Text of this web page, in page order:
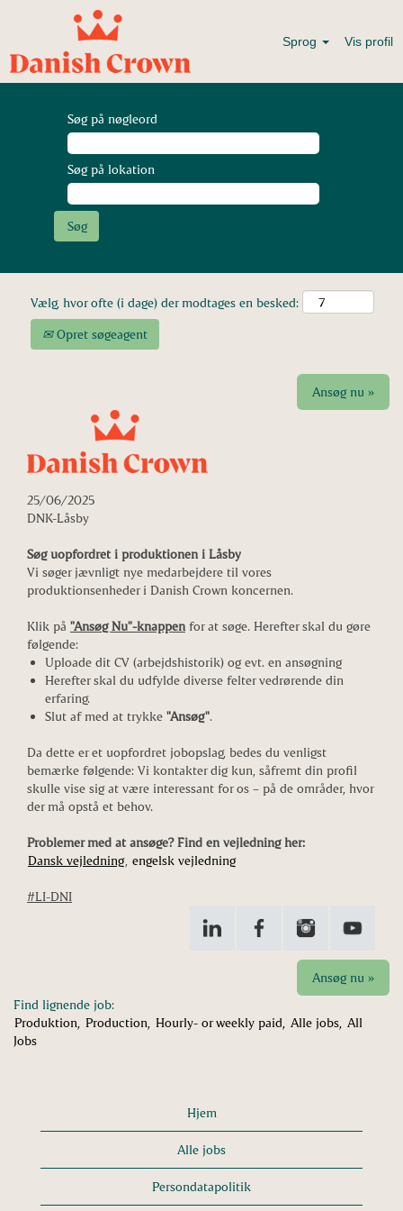
Sprog Vis profil
Søg på nøgleord
Søg på lokation
Vælg, hvor ofte (i dage) der modtages en besked:
Opret søgeagent
Ansøg nu »
25/06/2025
DNK-Låsby
Søg uopfordret i produktionen i Låsby
Vi søger jævnligt nye medarbejdere til vores
produktionsenheder i Danish Crown koncernen.
Klik på "Ansøg Nu"-knappen for at søge. Herefter skal du gøre
følgende:
Uploade dit CV (arbejdshistorik) og evt. en ansøgning
Herefter skal du udfylde diverse felter vedrørende din
erfaring.
Slut af med at trykke "Ansøg".
Da dette er et uopfordret jobopslag, bedes du venligst
bemærke følgende: Vi kontakter dig kun, såfremt din profil
skulle vise sig at være interessant for os – på de områder, hvor
der må opstå et behov.
Problemer med at ansøge? Find en vejledning her:
Dansk vejledning engelsk vejledning
#LI-DNI
Ansøg nu »
Find lignende job:
Produktion,
Production, Hourly- or weekly paid, Alle jobs, All
Jobs
Hjem
Alle jobs
Persondatapolitik